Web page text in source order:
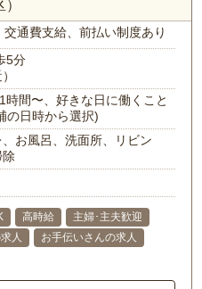
、交通費支給、前払い制度あり
5分
時間〜、好きな日に働くこと
の日時から選択)
お風呂、洗面所、リビン
高時給
主婦･主夫歓迎
人
お手伝いさんの求人